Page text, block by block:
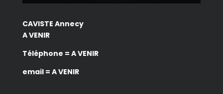
CAVISTE Annecy
A VENIR
Téléphone = A VENIR
email = A VENIR